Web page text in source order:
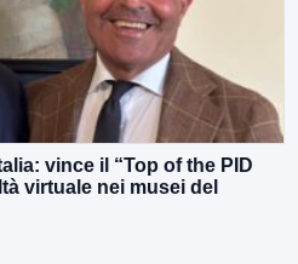
vince il “Top of the PID
virtuale nei musei del